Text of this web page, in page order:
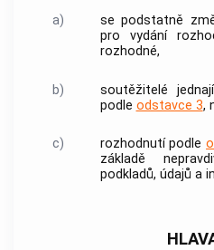
a)
se podstatně
pro vydání
rozhodné,
b) soutěžitelé
podle odstavce 3,
c) rozhodnutí podle
základě
podkladů, údajů a